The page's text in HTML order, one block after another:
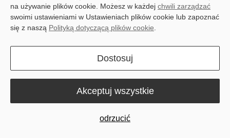
na używanie plików cookie. Możesz w każdej chwili zarządzać
swoimi ustawieniami w Ustawieniach plików cookie lub zapoznać
się z naszą Polityką dotyczącą plików cookie
Dostosuj
odrzucić
Akceptuj wszystkie